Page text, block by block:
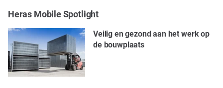
Heras Mobile Spotlight
Veilig en gezond aan het werk op
de bouwplaats